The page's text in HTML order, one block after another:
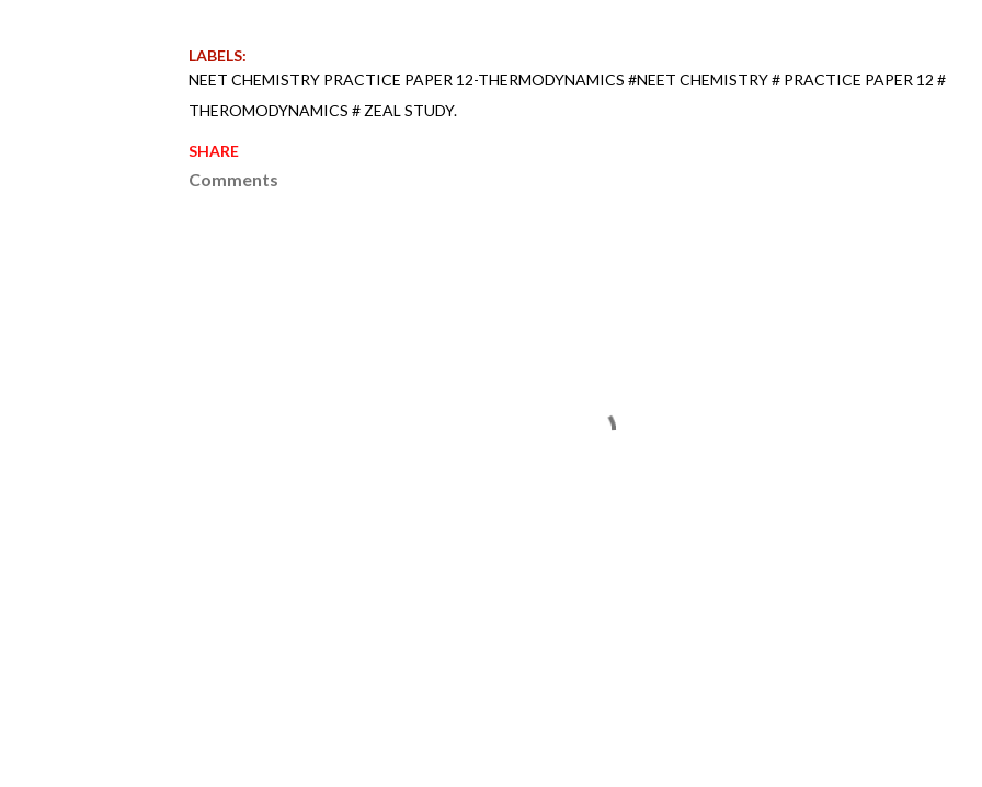
LABELS:
NEET CHEMISTRY PRACTICE PAPER 12-THERMODYNAMICS #NEET CHEMISTRY # PRACTICE PAPER 12 #
THEROMODYNAMICS # ZEAL STUDY.
SHARE
Comments